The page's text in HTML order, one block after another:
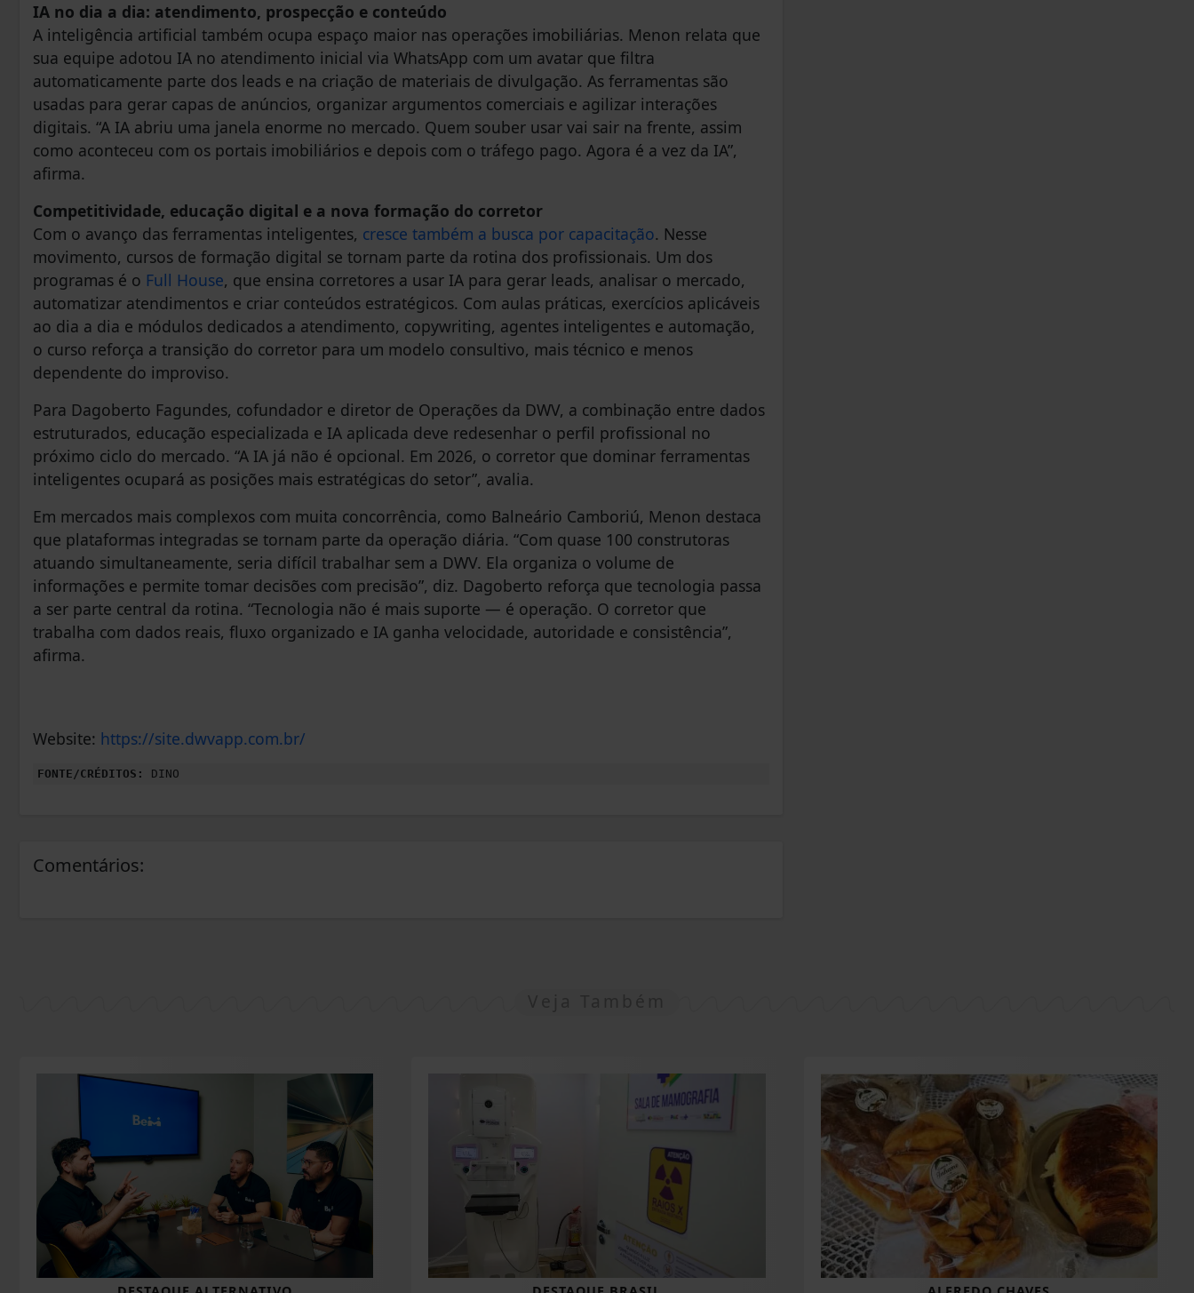
IA no dia a dia: atendimento, prospecção e conteúdo
A inteligência artificial também ocupa espaço maior nas operações imobiliárias. Menon relata que
sua equipe adotou IA no atendimento inicial via WhatsApp com um avatar que filtra
automaticamente parte dos leads e na criação de materiais de divulgação. As ferramentas são
usadas para gerar capas de anúncios, organizar argumentos comerciais e agilizar interações
digitais. “A IA abriu uma janela enorme no mercado. Quem souber usar vai sair na frente, assim
como aconteceu com os portais imobiliários e depois com o tráfego pago. Agora é a vez da IA”,
afirma.
Competitividade, educação digital e a nova formação do corretor
Com o avanço das ferramentas inteligentes, cresce também a busca por capacitação. Nesse
movimento, cursos de formação digital se tornam parte da rotina dos profissionais. Um dos
programas é o Full House, que ensina corretores a usar IA para gerar leads, analisar o mercado,
automatizar atendimentos e criar conteúdos estratégicos. Com aulas práticas, exercícios aplicáveis
ao dia a dia e módulos dedicados a atendimento, copywriting, agentes inteligentes e automação,
o curso reforça a transição do corretor para um modelo consultivo, mais técnico e menos
dependente do improviso.
Para Dagoberto Fagundes, cofundador e diretor de Operações da DWV, a combinação entre dados
estruturados, educação especializada e IA aplicada deve redesenhar o perfil profissional no
próximo ciclo do mercado. “A IA já não é opcional. Em 2026, o corretor que dominar ferramentas
inteligentes ocupará as posições mais estratégicas do setor”, avalia.
Em mercados mais complexos com muita concorrência, como Balneário Camboriú, Menon destaca
que plataformas integradas se tornam parte da operação diária. “Com quase 100 construtoras
atuando simultaneamente, seria difícil trabalhar sem a DWV. Ela organiza o volume de
informações e permite tomar decisões com precisão”, diz. Dagoberto reforça que tecnologia passa
a ser parte central da rotina. “Tecnologia não é mais suporte — é operação. O corretor que
trabalha com dados reais, fluxo organizado e IA ganha velocidade, autoridade e consistência”,
afirma.
Website: https://site.dwvapp.com.br/
FONTE/CRÉDITOS: DINO
Comentários: